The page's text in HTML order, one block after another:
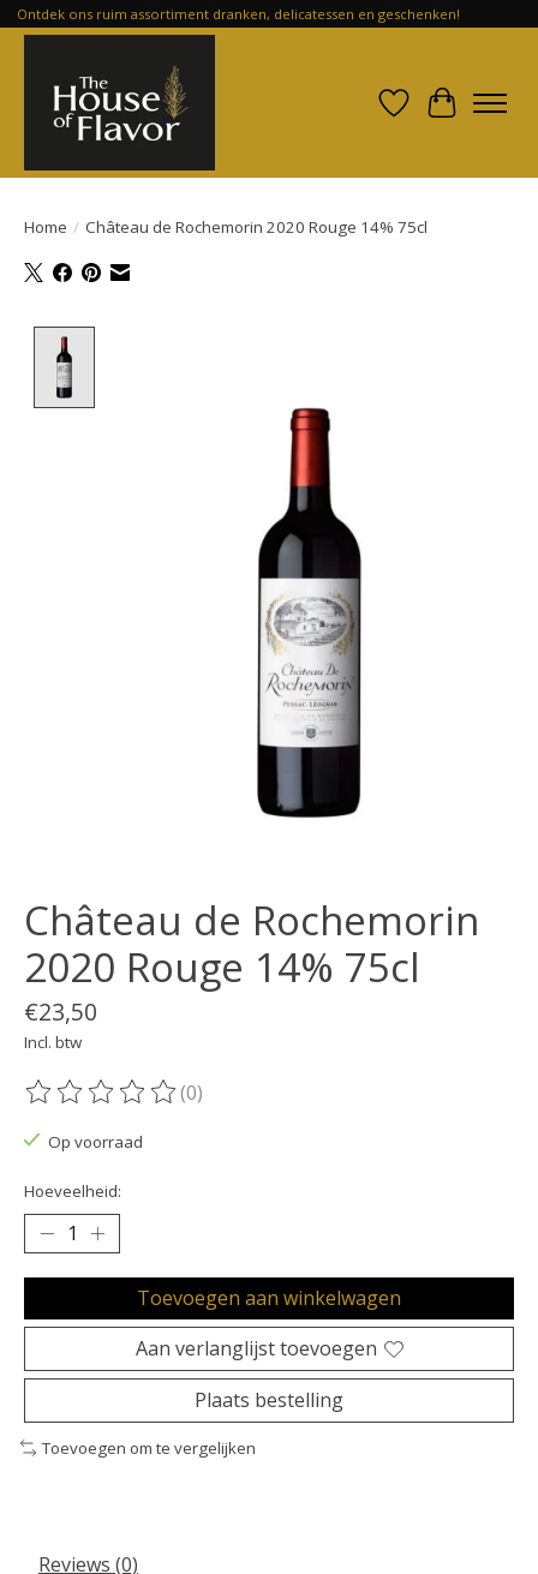
Ontdek ons ruim assortiment dranken, delicatessen en geschenken!
Verlanglijst
Home / Château de Rochemorin 2020 Rouge 14% 75cl
Château de Rochemorin
2020 Rouge 14% 75cl
€23,50
Incl. btw
De beoordeling van dit product is
(0)
Op voorraad
Hoeveelheid:
Toevoegen aan winkelwagen
Aan verlanglijst toevoegen
Plaats bestelling
Toevoegen om te vergelijken
Reviews (0)